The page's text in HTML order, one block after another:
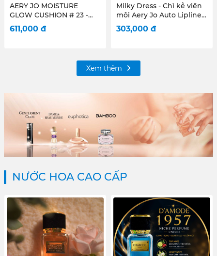
Milky Dress - Chì kẻ viền
môi Aery Jo Auto Lipliner
- #No11 - Earth Brown
303,000đ
Milky Dress - Phấn mắt
Aery Jo Color Party Eye
Shadow #No 102 Green
Party
325,000 đ
Xem thêm
NƯỚC HOA CAO CẤP